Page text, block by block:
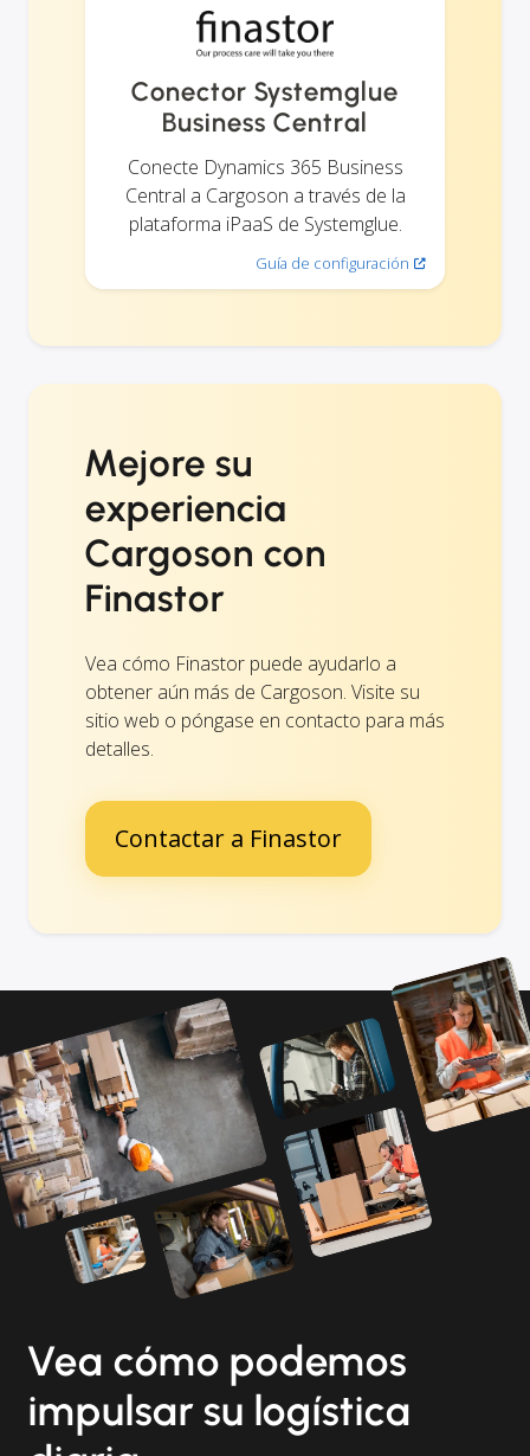
Conector Systemglue
Business Central
Conecte Dynamics 365 Business
Central a Cargoson a través de la
plataforma iPaaS de Systemglue.
Guía de configuración
Mejore su
experiencia
Cargoson con
Finastor
Vea cómo Finastor puede ayudarlo a
obtener aún más de Cargoson. Visite su
sitio web o póngase en contacto para más
detalles.
Contactar a Finastor
Vea cómo podemos
impulsar su logística